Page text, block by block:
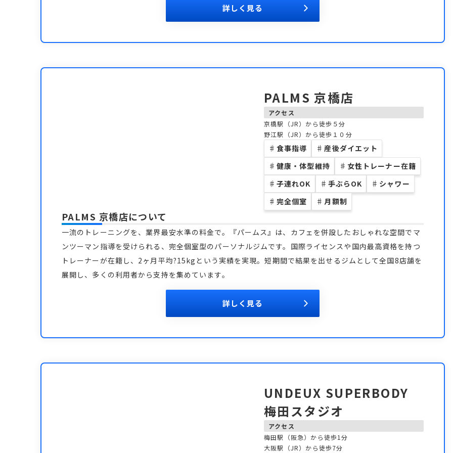
詳しく見る
PALMS 京橋店
アクセス
京橋駅（JR）から徒歩５分
野江駅（JR）から徒歩１０分
♯ 食事指導 ♯ 産後ダイエット
♯ 健康・体型維持 ♯ 女性トレーナー在籍
♯ 子連れOK ♯ 手ぶらOK ♯ シャワー
♯ 完全個室 ♯ 月額制
PALMS 京橋店について
一流のトレーニングを、業界最安水準の料金で。『パームス』は、カフェを併設したおしゃれな空間でマ
ンツーマン指導を受けられる、完全個室型のパーソナルジムです。国際ライセンスや国内最高資格を持つ
トレーナーが在籍し、2ヶ月平均?15kgという実績を実現。短期間で結果を出せるジムとして全国8店舗を
展開し、多くの利用者から支持を集めています。
詳しく見る
UNDEUX SUPERBODY
梅田スタジオ
アクセス
梅田駅（阪急）から徒歩1分
大阪駅（JR）から徒歩7分